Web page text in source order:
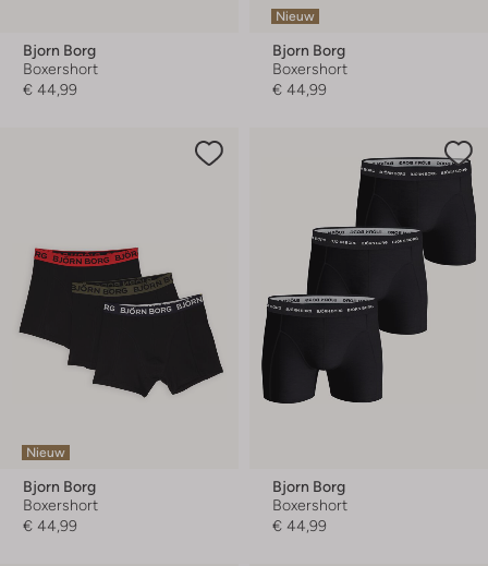
Bjorn Borg
Boxershort
€ 44,99
Nieuw
Bjorn Borg
Boxershort
€ 44,99
Nieuw
Bjorn Borg
Boxershort
€ 44,99
Bjorn Borg
Boxershort
€ 44,99